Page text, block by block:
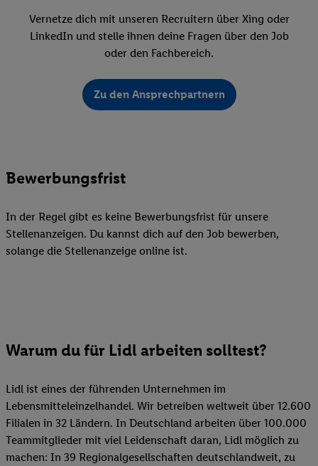
Vernetze dich mit unseren Recruitern über Xing oder
LinkedIn und stelle ihnen deine Fragen über den Job
oder den Fachbereich.
Zu den Ansprechpartnern
Bewerbungsfrist
In der Regel gibt es keine Bewerbungsfrist für unsere
Stellenanzeigen. Du kannst dich auf den Job bewerben,
solange die Stellenanzeige online ist.
Warum du für Lidl arbeiten solltest?
Lidl ist eines der führenden Unternehmen im
Lebensmitteleinzelhandel. Wir betreiben weltweit über 12.600
Filialen in 32 Ländern. In Deutschland arbeiten über 100.000
Teammitglieder mit viel Leidenschaft daran, Lidl möglich zu
machen: In 39 Regionalgesellschaften deutschlandweit, zu